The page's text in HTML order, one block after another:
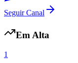
Seguir Canal
Em Alta
1